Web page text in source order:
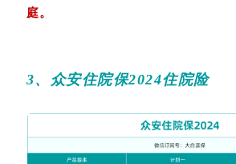
庭。
3、 众安住院保2024住院险